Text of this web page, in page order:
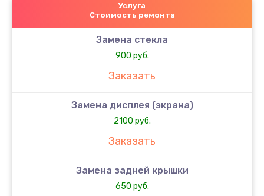
Услуга
Стоимость ремонта
Замена стекла
900 руб.
Заказать
Замена дисплея (экрана)
2100 руб.
Заказать
Замена задней крышки
650 руб.